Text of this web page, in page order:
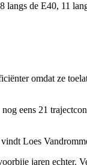
langs de E40, 11
omdat ze
eens 21
Loes
jaren echter.